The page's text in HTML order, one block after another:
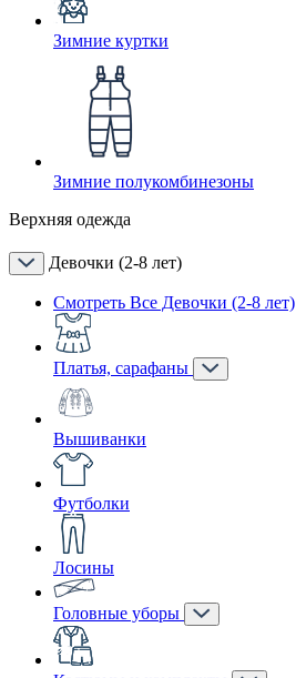
Зимние куртки
Зимние полукомбинезоны
Верхняя одежда
Девочки (2-8 лет)
Смотреть Все Девочки (2-8 лет)
Платья, сарафаны
Вышиванки
Футболки
Лосины
Головные уборы